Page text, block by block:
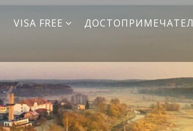
VISA FREE